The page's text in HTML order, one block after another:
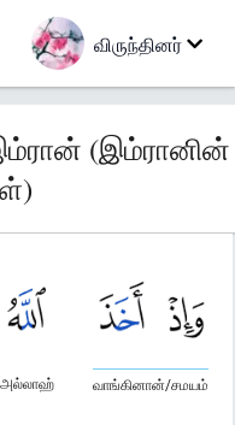
விருந்தினர்
(இம்ரானின்
வாங்கினான்/சமயம்
அல்லாஹ்